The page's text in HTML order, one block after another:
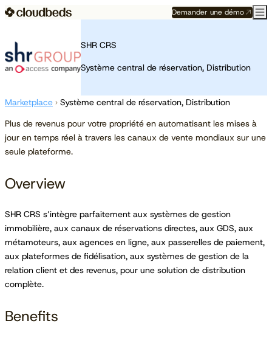
Demander une démo
SHR CRS
Système central de réservation, Distribution
Marketplace › Système central de réservation, Distribution
Plus de revenus pour votre propriété en automatisant les mises à
jour en temps réel à travers les canaux de vente mondiaux sur une
seule plateforme.
Overview
SHR CRS s’intègre parfaitement aux systèmes de gestion
immobilière, aux canaux de réservations directes, aux GDS, aux
métamoteurs, aux agences en ligne, aux passerelles de paiement,
aux plateformes de fidélisation, aux systèmes de gestion de la
relation client et des revenus, pour une solution de distribution
complète.
Benefits